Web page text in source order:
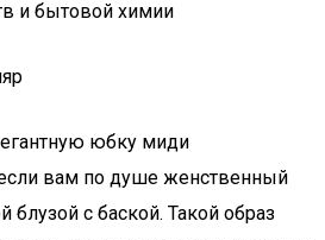
и бытовой химии
юбку миди
вам по душе женственный
блузой с баской. Такой образ